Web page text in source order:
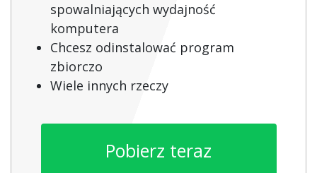
spowalniających wydajność
komputera
Chcesz odinstalować program
zbiorczo
Wiele innych rzeczy
Pobierz teraz